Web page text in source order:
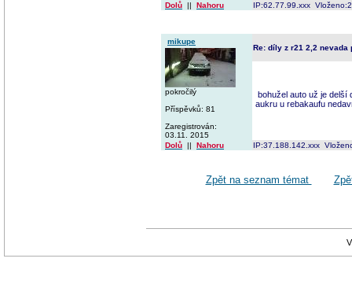
Dolů || Nahoru IP:62.77.99.xxx
mikupe
pokročilý
Příspěvků: 81
Zaregistrován:
03.11. 2015
Re: díly z r21 2,2 nevada
bohužel auto už je delší
aukru u rebakaufu
Dolů || Nahoru IP:37.188.142.xxx
Zpět na seznam témat